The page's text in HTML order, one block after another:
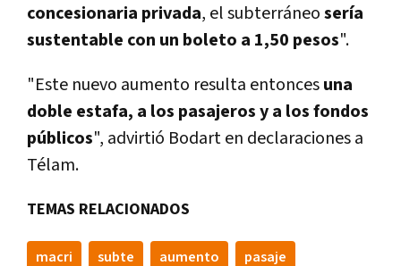
concesionaria privada, el subterráneosería
sustentable con un boleto a 1,50 pesos".
"Este nuevo aumento resulta entoncesuna
doble estafa, a los pasajeros y a los fondos
públicos", advirtió Bodart en declaraciones a
Télam.
TEMAS RELACIONADOS
macri subte aumento pasaje